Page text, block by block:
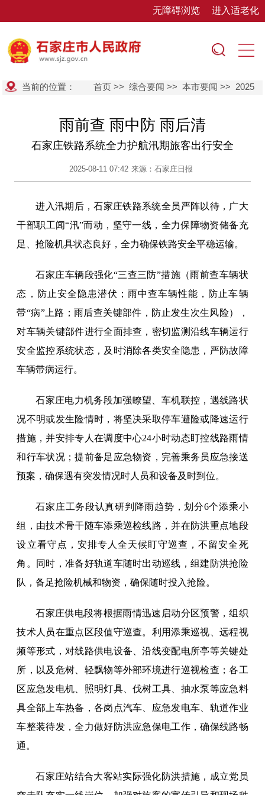
无障碍浏览 进入适老化
当前的位置： 首页 >>综合要闻 >>本市要闻 >> 2025
雨前查 雨中防 雨后清
石家庄铁路系统全力护航汛期旅客出行安全
2025-08-11 07:42 来源：石家庄日报
进入汛期后，石家庄铁路系统全员严阵以待，广大
干部职工闻“汛”而动，坚守一线，全力保障物资储备充
足、抢险机具状态良好，全力确保铁路安全平稳运输。
石家庄车辆段强化“三查三防”措施（雨前查车辆状
态，防止安全隐患潜伏；雨中查车辆性能，防止车辆
带“病”上路；雨后查关键部件，防止发生次生风险），
对车辆关键部件进行全面排查，密切监测沿线车辆运行
安全监控系统状态，及时消除各类安全隐患，严防故障
车辆带病运行。
石家庄电力机务段加强瞭望、车机联控，遇线路状
况不明或发生险情时，将坚决采取停车避险或降速运行
措施，并安排专人在调度中心24小时动态盯控线路雨情
和行车状况；提前备足应急物资，完善乘务员应急接送
预案，确保遇有突发情况时人员和设备及时到位。
石家庄工务段认真研判降雨趋势，划分6个添乘小
组，由技术骨干随车添乘巡检线路，并在防洪重点地段
设立看守点，安排专人全天候盯守巡查，不留安全死
角。同时，准备好轨道车随时出动巡线，组建防洪抢险
队，备足抢险机械和物资，确保随时投入抢险。
石家庄供电段将根据雨情迅速启动分区预警，组织
技术人员在重点区段值守巡查。利用添乘巡视、远程视
频等形式，对线路供电设备、沿线变配电所亭等关键处
所，以及危树、轻飘物等外部环境进行巡视检查；各工
区应急发电机、照明灯具、伐树工具、抽水泵等应急料
具全部上车热备，各岗点汽车、应急发电车、轨道作业
车整装待发，全力做好防洪应急保电工作，确保线路畅
通。
石家庄站结合大客站实际强化防洪措施，成立党员